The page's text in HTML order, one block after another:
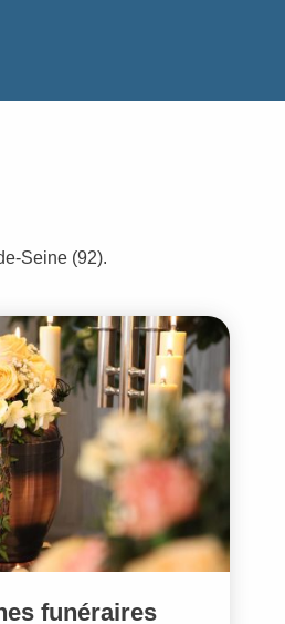
Seine (92).
funéraires